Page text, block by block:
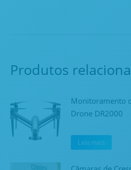
Produtos
Monitoramento
Drone DR2000
Leia mais